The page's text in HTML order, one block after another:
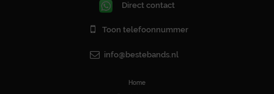
Direct contact
Toon telefoonnummer
info@bestebands.nl
Home